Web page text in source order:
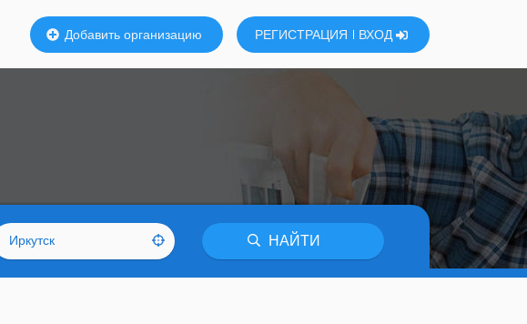
Добавить организацию РЕГИСТРАЦИЯ ВХОД
Иркутск НАЙТИ